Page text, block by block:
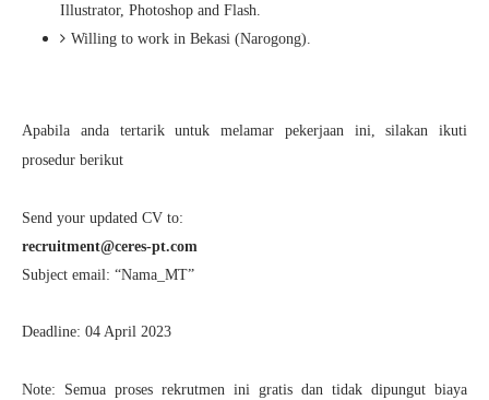
Illustrator, Photoshop and Flash.
Willing to work in Bekasi (Narogong).
Apabila anda tertarik untuk melamar pekerjaan ini, silakan ikuti
prosedur berikut
Send your updated CV to:
recruitment@ceres-pt.com
Subject email: “Nama_MT”
Deadline: 04 April 2023
Note: Semua proses rekrutmen ini gratis dan tidak dipungut biaya